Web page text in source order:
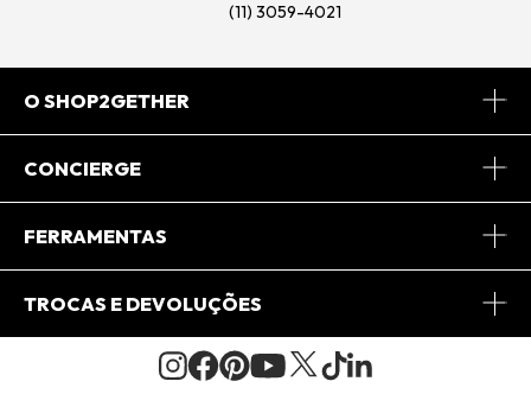
(11) 3059-4021
O SHOP2GETHER
Sobre Nós
Journal
CONCIERGE
Central de Relacionamento
FERRAMENTAS
Minha Conta
Pedido de Presente
TROCAS E DEVOLUÇÕES
Condições Gerais